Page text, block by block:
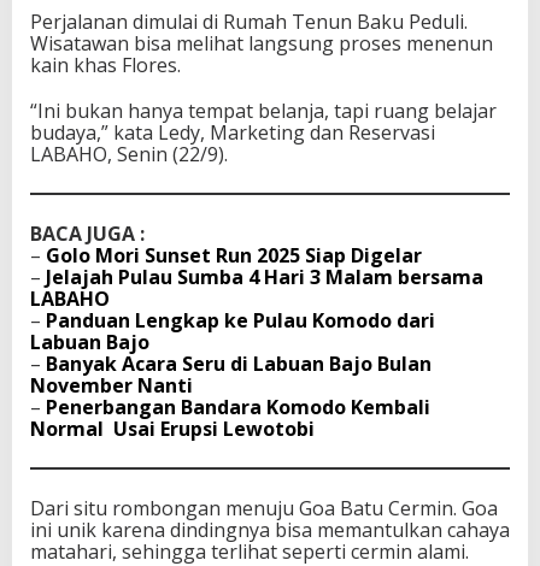
Perjalanan dimulai di Rumah Tenun Baku Peduli.
Wisatawan bisa melihat langsung proses menenun
kain khas Flores.
“Ini bukan hanya tempat belanja, tapi ruang belajar
budaya,” kata Ledy, Marketing dan Reservasi
LABAHO, Senin (22/9).
BACA JUGA :
– Golo Mori Sunset Run 2025 Siap Digelar
– Jelajah Pulau Sumba 4 Hari 3 Malam bersama
LABAHO
– Panduan Lengkap ke Pulau Komodo dari
Labuan Bajo
– Banyak Acara Seru di Labuan Bajo Bulan
November Nanti
– Penerbangan Bandara Komodo Kembali
Normal Usai Erupsi Lewotobi
Dari situ rombongan menuju Goa Batu Cermin. Goa
ini unik karena dindingnya bisa memantulkan cahaya
matahari, sehingga terlihat seperti cermin alami.